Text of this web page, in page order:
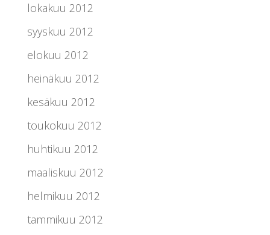
lokakuu 2012
syyskuu 2012
elokuu 2012
heinäkuu 2012
kesäkuu 2012
toukokuu 2012
huhtikuu 2012
maaliskuu 2012
helmikuu 2012
tammikuu 2012